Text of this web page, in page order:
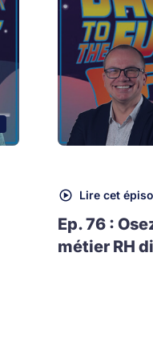
Lire cet
Ep. 76 :
métier RH